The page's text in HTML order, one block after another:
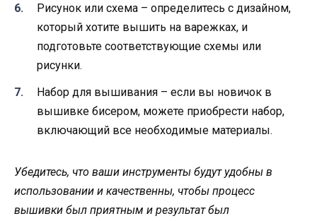
Рисунок или схема – определитесь с дизайном,
который хотите вышить на варежках, и
подготовьте соответствующие схемы или
рисунки.
Набор для вышивания – если вы новичок в
вышивке бисером, можете приобрести набор,
включающий все необходимые материалы.
Убедитесь, что ваши инструменты будут удобны в
использовании и качественны, чтобы процесс
вышивки был приятным и результат был